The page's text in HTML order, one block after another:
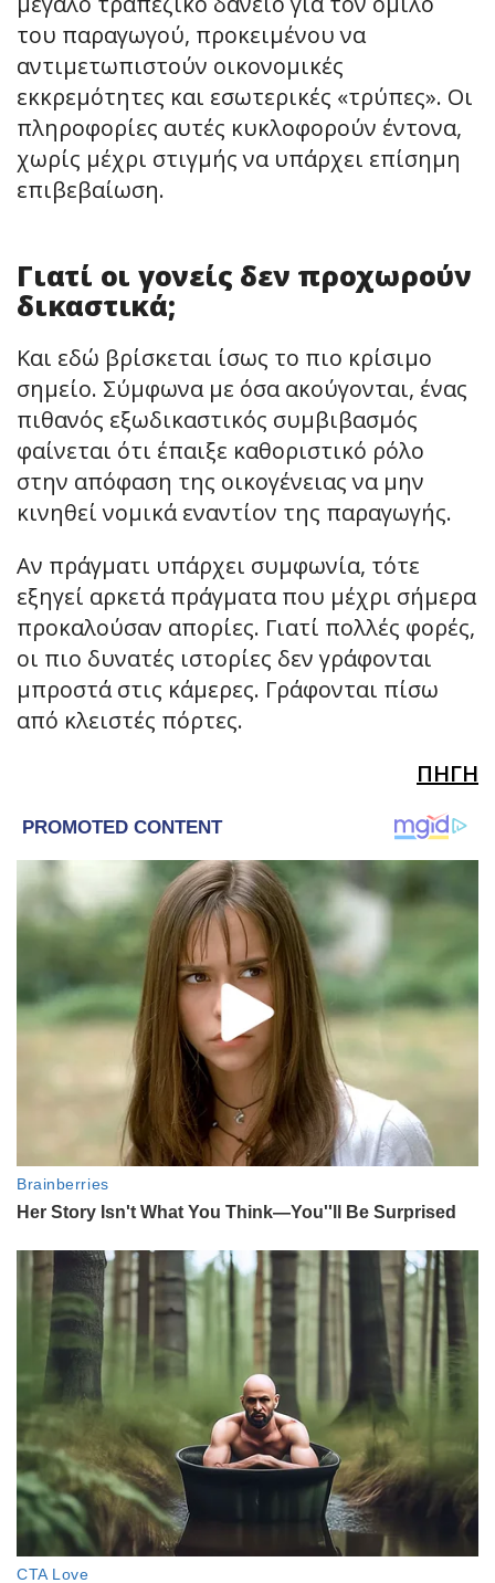
του παραγωγού, προκειμένου να
αντιμετωπιστούν οικονομικές
εκκρεμότητες και εσωτερικές «τρύπες». Οι
πληροφορίες αυτές κυκλοφορούν έντονα,
χωρίς μέχρι στιγμής να υπάρχει επίσημη
επιβεβαίωση.
Γιατί οι γονείς δεν προχωρούν
δικαστικά;
Και εδώ βρίσκεται ίσως το πιο κρίσιμο
σημείο. Σύμφωνα με όσα ακούγονται, ένας
πιθανός εξωδικαστικός συμβιβασμός
φαίνεται ότι έπαιξε καθοριστικό ρόλο
στην απόφαση της οικογένειας να μην
κινηθεί νομικά εναντίον της παραγωγής.
Αν πράγματι υπάρχει συμφωνία, τότε
εξηγεί αρκετά πράγματα που μέχρι σήμερα
προκαλούσαν απορίες. Γιατί πολλές φορές,
οι πιο δυνατές ιστορίες δεν γράφονται
μπροστά στις κάμερες. Γράφονται πίσω
από κλειστές πόρτες.
ΠΗΓΗ